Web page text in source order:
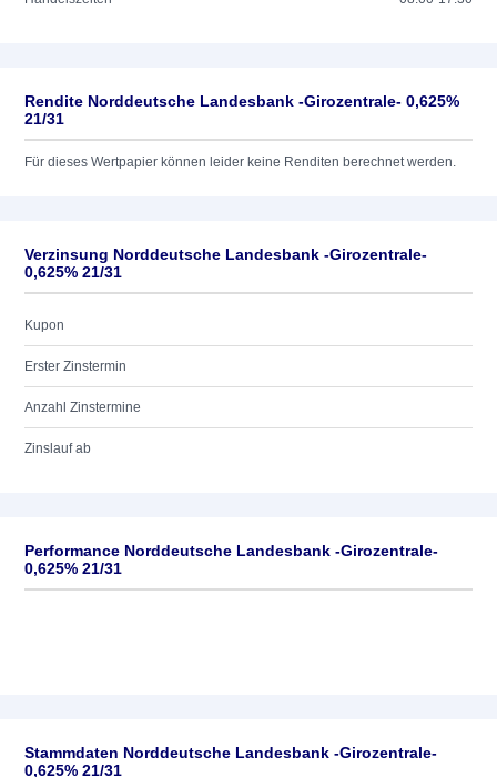
Rendite Norddeutsche Landesbank -Girozentrale- 0,625%
21/31
Für dieses Wertpapier können leider keine Renditen berechnet werden.
Verzinsung Norddeutsche Landesbank -Girozentrale-
0,625% 21/31
Kupon
Erster Zinstermin
Anzahl Zinstermine
Zinslauf ab
Performance Norddeutsche Landesbank -Girozentrale-
0,625% 21/31
Stammdaten Norddeutsche Landesbank -Girozentrale-
0,625% 21/31